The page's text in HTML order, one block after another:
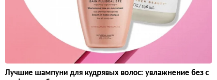
Лучшие шампуни для кудрявых волос: увлажнение без с